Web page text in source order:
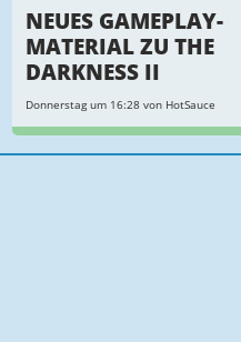
NEUES GAMEPLAY-
MATERIAL ZU THE
DARKNESS II
Donnerstag um 16:28 von HotSauce